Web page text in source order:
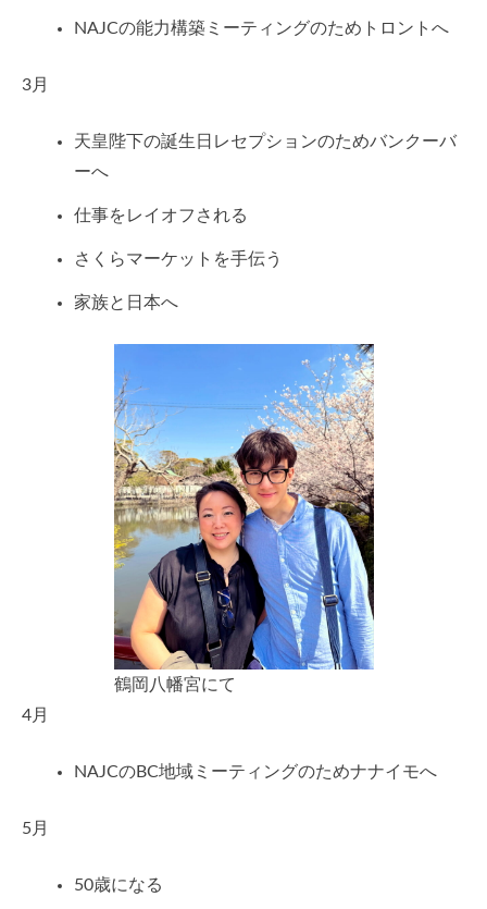
NAJCの能力構築ミーティングのためトロントへ
3月
天皇陛下の誕生日レセプションのためバンクーバ
ーへ
仕事をレイオフされる
さくらマーケットを手伝う
家族と日本へ
鶴岡八幡宮にて
4月
NAJCのBC地域ミーティングのためナナイモへ
5月
50歳になる